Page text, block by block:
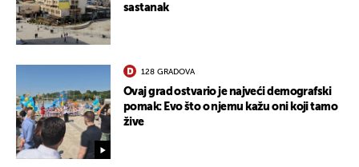
sastanak
128 GRADOVA
Ovaj grad ostvario je najveći demografski
pomak: Evo što o njemu kažu oni koji tamo
žive